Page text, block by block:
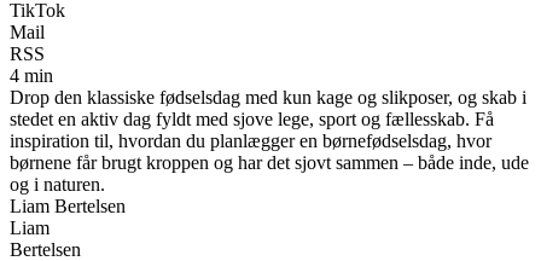
TikTok
Mail
RSS
4 min
Drop den klassiske fødselsdag med kun kage og slikposer, og skab i
stedet en aktiv dag fyldt med sjove lege, sport og fællesskab. Få
inspiration til, hvordan du planlægger en børnefødselsdag, hvor
børnene får brugt kroppen og har det sjovt sammen – både inde, ude
og i naturen.
Liam Bertelsen
Liam
Bertelsen